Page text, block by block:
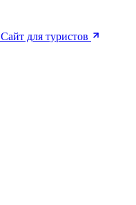
Сайт для туристов